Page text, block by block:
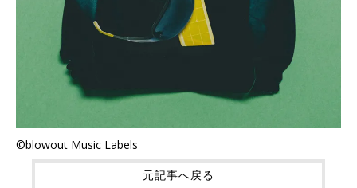
©blowout Music Labels
元記事へ戻る